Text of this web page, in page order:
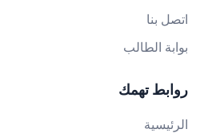
اتصل بنا
بوابة الطالب
روابط تهمك
الرئيسية